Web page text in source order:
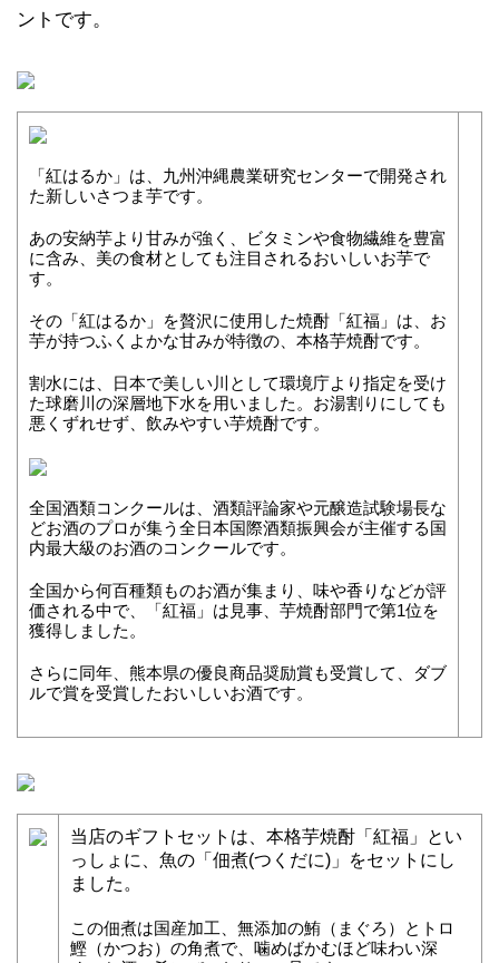
ントです。
「紅はるか」は、九州沖縄農業研究センターで開発され
た新しいさつま芋です。
あの安納芋より甘みが強く、ビタミンや食物繊維を豊富
に含み、美の食材としても注目されるおいしいお芋で
す。
その「紅はるか」を贅沢に使用した焼酎「紅福」は、お
芋が持つふくよかな甘みが特徴の、本格芋焼酎です。
割水には、日本で美しい川として環境庁より指定を受け
た球磨川の深層地下水を用いました。お湯割りにしても
悪くずれせず、飲みやすい芋焼酎です。
全国酒類コンクールは、酒類評論家や元醸造試験場長な
どお酒のプロが集う全日本国際酒類振興会が主催する国
内最大級のお酒のコンクールです。
全国から何百種類ものお酒が集まり、味や香りなどが評
価される中で、「紅福」は見事、芋焼酎部門で第1位を
獲得しました。
さらに同年、熊本県の優良商品奨励賞も受賞して、ダブ
ルで賞を受賞したおいしいお酒です。
当店のギフトセットは、本格芋焼酎「紅福」とい
っしょに、魚の「佃煮(つくだに)」をセットにし
ました。
この佃煮は国産加工、無添加の鮪（まぐろ）とトロ
鰹（かつお）の角煮で、噛めばかむほど味わい深